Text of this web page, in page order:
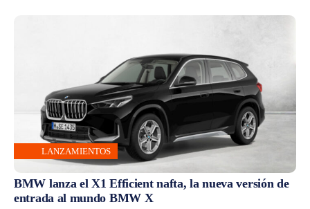
LANZAMIENTOS
BMW lanza el X1 Efficient nafta, la nueva versión de
entrada al mundo BMW X